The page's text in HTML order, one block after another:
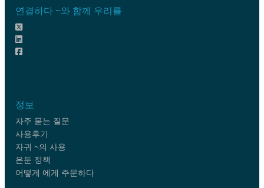
연결하다 ~와 함께 우리를
정보
자주 묻는 질문
사용후기
자귀 ~의 사용
은둔 정책
어떻게 에게 주문하다